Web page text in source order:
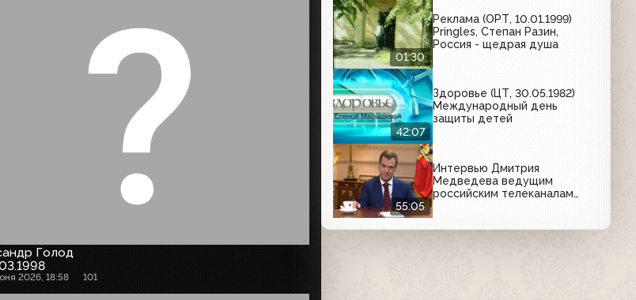
Голод
2026, 18:58 101
01:30
Реклама (ОРТ, 10.01.1999)
Pringles, Степан Разин,
Россия - щедрая душа
42:07
Здоровье (ЦТ, 30.05.1982)
Международный день
защиты детей
55:05
Интервью Дмитрия
Медведева ведущим
российским телеканалам